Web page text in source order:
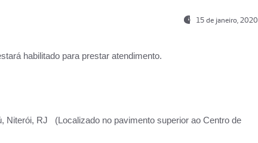
15 de janeiro, 2020
habilitado para prestar atendimento.
Niterói, RJ (Localizado no pavimento superior ao Centro de